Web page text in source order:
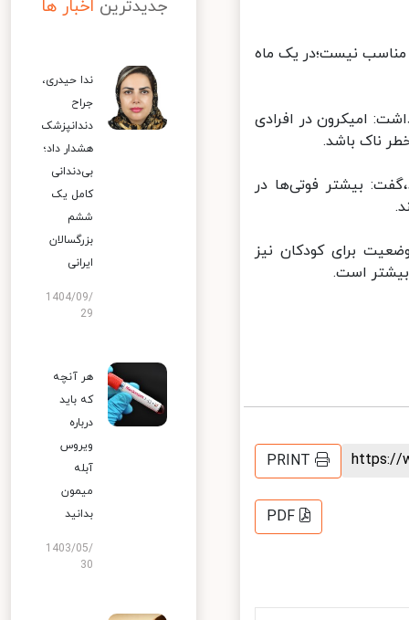
مناسب نیست؛در یک ماه
امیکرون در افرادی
ناک باشد.
بیشتر فوتی‌ها در
برای کودکان نیز
PRINT
PDF
جدیدترین اخبار ها
ندا حیدری،
جراح
دندانپزشک
هشدار داد؛
بی‌دندانی
کامل یک
ششم
بزرگسالان
ایرانی
1404/09/
29
هر آنچه
که باید
درباره
ویروس
آبله
میمون
بدانید
1403/05/
30